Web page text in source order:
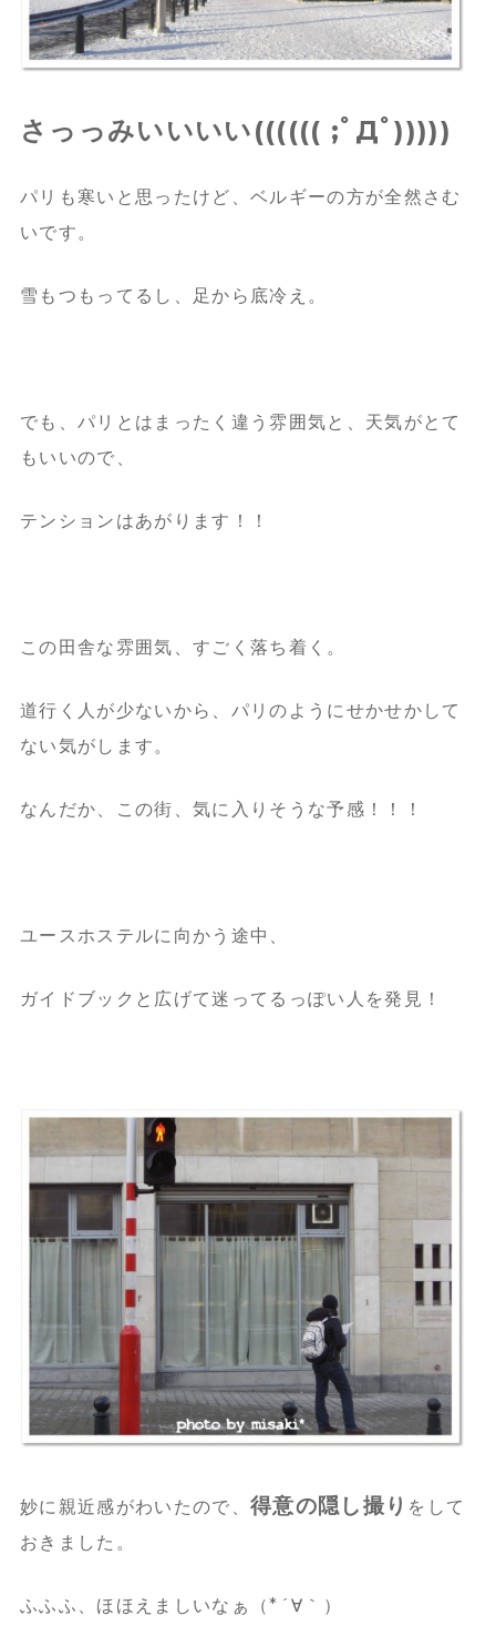
さっっみいいいい(((((( ;ﾟДﾟ)))))
パリも寒いと思ったけど、ベルギーの方が全然さむ
いです。
雪もつもってるし、足から底冷え。
でも、パリとはまったく違う雰囲気と、天気がとて
もいいので、
テンションはあがります！！
この田舎な雰囲気、すごく落ち着く。
道行く人が少ないから、パリのようにせかせかして
ない気がします。
なんだか、この街、気に入りそうな予感！！！
ユースホステルに向かう途中、
ガイドブックと広げて迷ってるっぽい人を発見！
妙に親近感がわいたので、 得意の隠し撮り をして
おきました。
ふふふ、ほほえましいなぁ（*´∀｀）